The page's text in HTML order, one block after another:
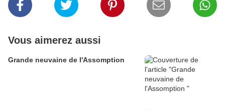
Vous aimerez aussi
Grande neuvaine de l'Assomption